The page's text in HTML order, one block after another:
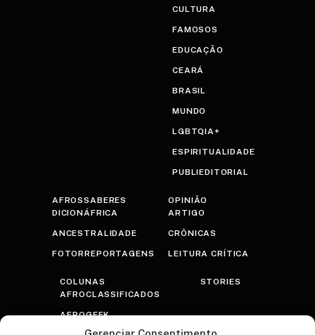
CULTURA
FAMOSOS
EDUCAÇÃO
CEARÁ
BRASIL
MUNDO
LGBTQIA+
ESPIRITUALIDADE
PUBLIEDITORIAL
AFROSSABERES
DICIONÁFRICA
ANCESTRALIDADE
FOTORREPORTAGENS
OPINIÃO
ARTIGO
CRÔNICAS
LEITURA CRÍTICA
COLUNAS
AFROCLASSIFICADOS
AFROGEEK
STORIES